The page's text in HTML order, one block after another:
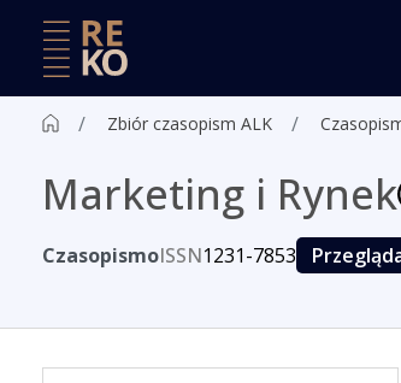
Zbiór czasopism ALK
Marketing i Rynek
CzasopismoISSN1231-7853